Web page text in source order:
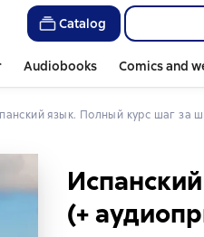
Catalog
Audiobooks Comics and
язык. Полный курс шаг за
(+